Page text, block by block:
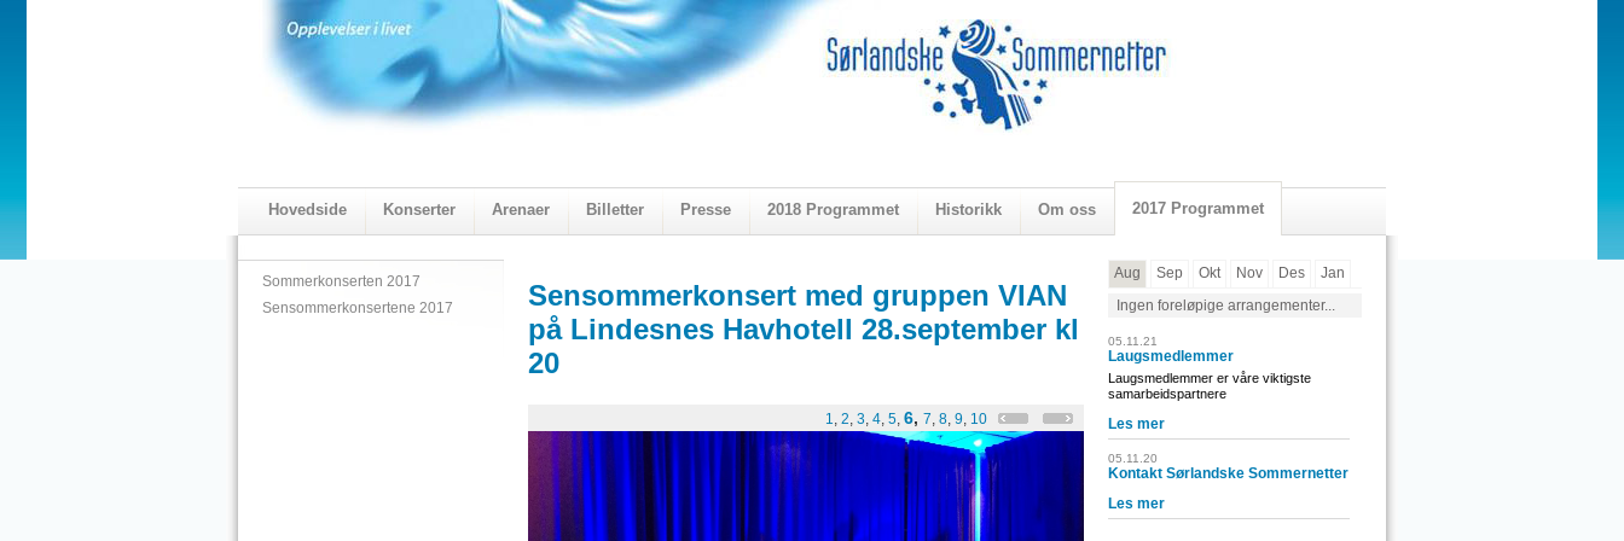
Hovedside Konserter Arenaer Billetter Presse 2018 Programmet Historikk Om oss 2017 Programmet
2018 Programmet Visningskatalogen 2018
Sommerkonserten 2017
Sensommerkonsertene 2017
Sensommerkonsert med gruppen VIAN
på Lindesnes Havhotell 28.september kl
20
1, 2, 3, 4, 5, 6, 7, 8, 9, 10
Aug Sep Okt Nov Des
Jan
Ingen foreløpige arrangementer...
05.11.21
Laugsmedlemmer
Laugsmedlemmer er våre viktigste
samarbeidspartnere
Les mer
05.11.20
Kontakt Sørlandske Sommernetter
Les mer